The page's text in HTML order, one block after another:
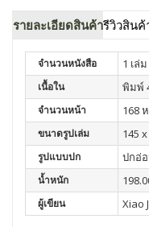
รายละเอียดสินค้ารีวิวสินค้
จำนวนหนังสือ 1 เล่ม
เนื้อใน พิมพ์
จำนวนหน้า 168
ขนาดรูปเล่ม 145
รูปแบบปก ปกอ่
น้ำหนัก
ผู้เขียน Xiao